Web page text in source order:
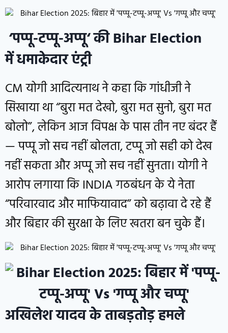
‘पप्पू-टप्पू-अप्पू‘ कीBihar Election
मेंधमाकेदार एंट्री
CM योगी आदित्यनाथ ने कहा कि गांधीजी ने
सिखाया था “बुरा मत देखो, बुरा मत सुनो, बुरा मत
बोलो”, लेकिन आज विपक्ष के पास तीन नए बंदर हैं
— पप्पू जो सच नहीं बोलता, टप्पू जो सही को देख
नहीं सकता और अप्पू जो सच नहीं सुनता। योगी ने
आरोप लगाया कि INDIA गठबंधन के ये नेता
“परिवारवाद और माफियावाद” को बढ़ावा दे रहे हैं
और बिहार की सुरक्षा के लिए खतरा बन चुके हैं।
अखिलेश यादव के ताबड़तोड़ हमले